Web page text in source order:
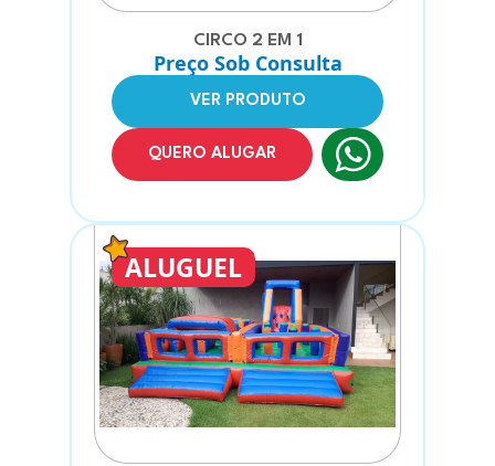
CIRCO 2 EM 1
Preço Sob Consulta
VER PRODUTO
QUERO ALUGAR
ALUGUEL